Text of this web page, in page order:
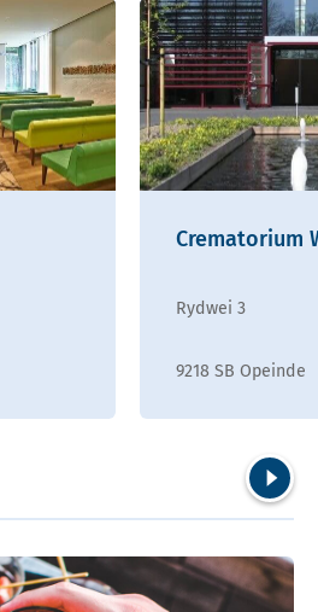
Crematorium
Rydwei 3
9218 SB Opeinde